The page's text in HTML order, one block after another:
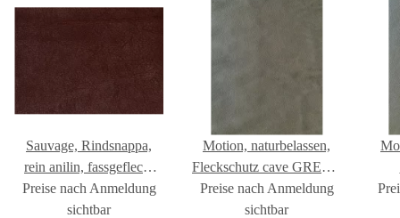
Sauvage, Rindsnappa,
rein anilin, fassgefleckt
coffee GREEN GEISER
Preise nach Anmeldung
sichtbar
Motion, naturbelassen,
Fleckschutz cave GREEN
GEISER
Preise nach Anmeldung
sichtbar